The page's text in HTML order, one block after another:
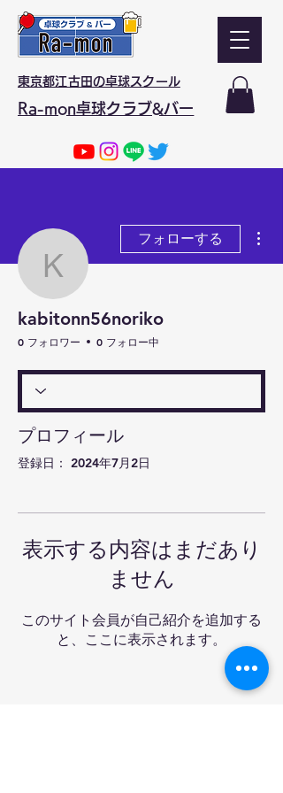
東京都江古田の卓球スクール
Ra-mon卓球クラブ&バー
kabitonn56noriko
フォローする
kabitonn56noriko
0 フォロワー 0 フォロー中
プロフィール
登録日： 2024年7月2日
表示する内容はまだあり
ません
このサイト会員が自己紹介を追加する
と、ここに表示されます。